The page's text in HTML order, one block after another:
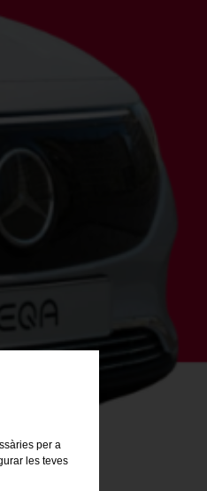
per a
les teves